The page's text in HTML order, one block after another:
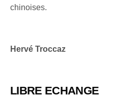
chinoises.
Hervé Troccaz
LIBRE ECHANGE